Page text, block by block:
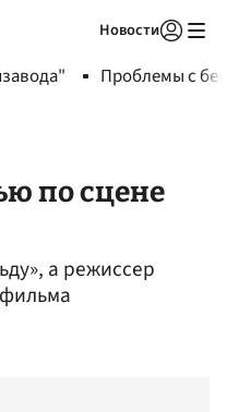
Новости
Проблемы с
по сцене
а режиссер